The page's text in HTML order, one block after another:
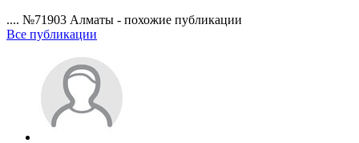
.... №71903 Алматы - похожие публикации
Все публикации